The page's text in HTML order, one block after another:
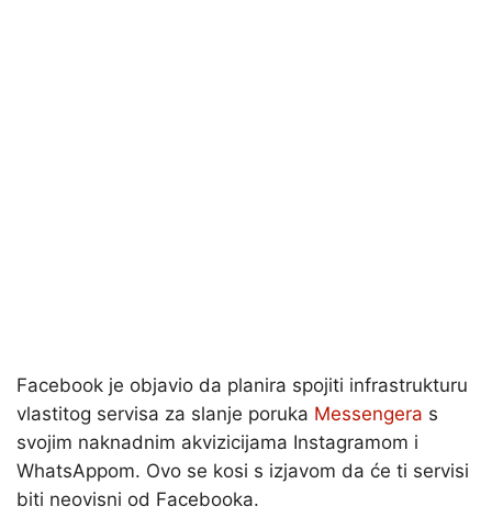
Facebook je objavio da planira spojiti infrastrukturu
vlastitog servisa za slanje poruka Messengera s
svojim naknadnim akvizicijama Instagramom i
WhatsAppom. Ovo se kosi s izjavom da će ti servisi
biti neovisni od Facebooka.